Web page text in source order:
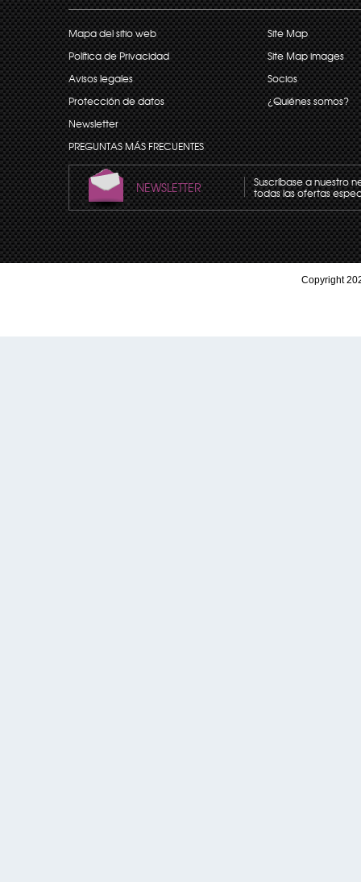
Mapa del sitio web
Política de Privacidad
Avisos legales
Protección de datos
Newsletter
PREGUNTAS MÁS FRECUENTES
Site Map
Site Map images
Socios
¿Quiénes somos?
NEWSLETTER Suscríbase a nuestro
todas las ofertas
Copyright